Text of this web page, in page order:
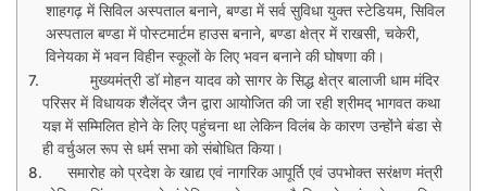
शाहगढ़ में सिविल अस्पताल बनाने, बण्डा में सर्व सुविधा युक्त स्टेडियम, सिविल
अस्पताल बण्डा में पोस्टमार्टम हाउस बनाने, बण्डा क्षेत्र में राखसी, चकेरी,
विनेयका में भवन विहीन स्कूलों के लिए भवन बनाने की घोषणा की।
मुख्यमंत्री डॉ मोहन यादव को सागर के सिद्ध क्षेत्र बालाजी धाम मंदिर
परिसर में विधायक शैलेंद्र जैन द्वारा आयोजित की जा रही श्रीमद् भागवत कथा
यज्ञ में सम्मिलित होने के लिए पहुंचना था लेकिन विलंब के कारण उन्होंने बंडा से
ही वर्चुअल रूप से धर्म सभा को संबोधित किया।
समारोह को प्रदेश के खाद्य एवं नागरिक आपूर्ति एवं उपभोक्त सरंक्षण मंत्री